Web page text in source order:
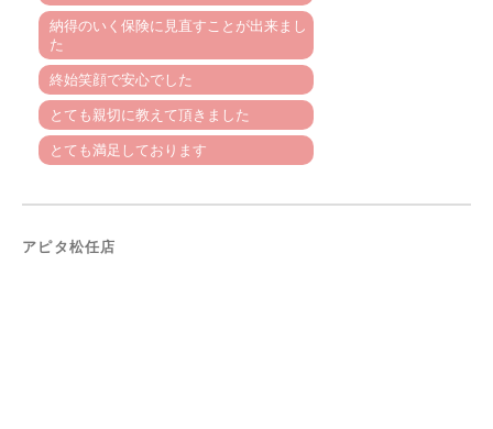
納得のいく保険に見直すことが出来まし
た
終始笑顔で安心でした
とても親切に教えて頂きました
とても満足しております
アピタ松任店